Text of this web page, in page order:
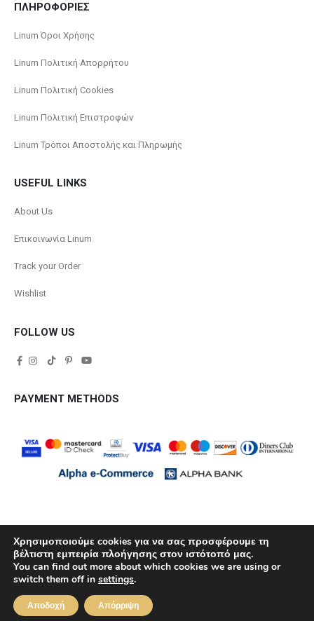
ΠΛΗΡΟΦΟΡΙΕΣ
Linum Όροι Χρήσης
Linum Πολιτική Απορρήτου
Linum Πολιτική Cookies
Linum Πολιτική Επιστροφών
Linum Τρόποι Αποστολής και Πληρωμής
USEFUL LINKS
About Us
Επικοινωνία Linum
Track your Order
Wishlist
FOLLOW US
PAYMENT METHODS
© Copyright 2022. All Rights Reserved.
Χρησιμοποιούμε cookies για να σας προσφέρουμε τη
βέλτιστη εμπειρία πλοήγησης στον ιστότοπό μας.
You can find out more about which cookies we are using or
switch them off in settings.
Αποδοχή Απόρριψη